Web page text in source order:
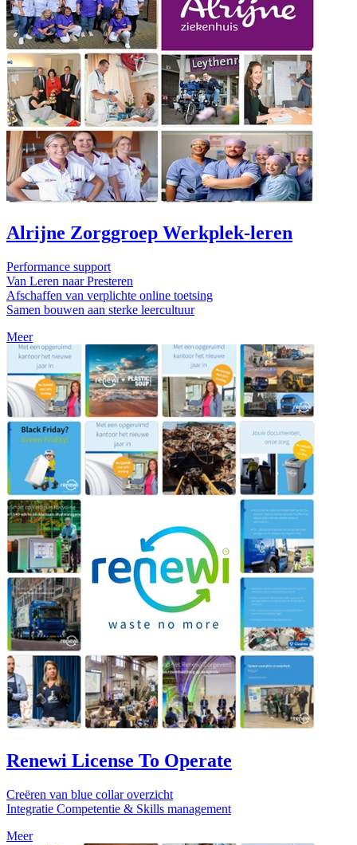
Alrijne Zorggroep Werkplek-leren
Performance support
Van Leren naar Presteren
Afschaffen van verplichte online toetsing
Samen bouwen aan sterke leercultuur
Meer
Renewi License To Operate
Creëren van blue collar overzicht
Integratie Competentie & Skills management
Meer